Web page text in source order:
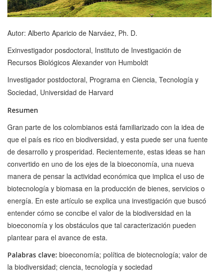
Autor: Alberto Aparicio de Narváez, Ph. D.
Exinvestigador posdoctoral, Instituto de Investigación de
Recursos Biológicos Alexander von Humboldt
Investigador postdoctoral, Programa en Ciencia, Tecnología y
Sociedad, Universidad de Harvard
Resumen
Gran parte de los colombianos está familiarizado con la idea de
que el país es rico en biodiversidad, y esta puede ser una fuente
de desarrollo y prosperidad. Recientemente, estas ideas se han
convertido en uno de los ejes de la bioeconomía, una nueva
manera de pensar la actividad económica que implica el uso de
biotecnología y biomasa en la producción de bienes, servicios o
energía. En este artículo se explica una investigación que buscó
entender cómo se concibe el valor de la biodiversidad en la
bioeconomía y los obstáculos que tal caracterización pueden
plantear para el avance de esta.
Palabras clave: bioeconomía; política de biotecnología; valor de
la biodiversidad; ciencia, tecnología y sociedad